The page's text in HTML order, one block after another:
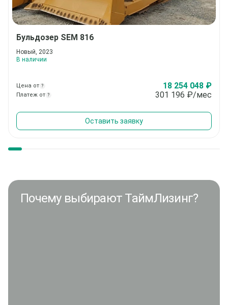
Бульдозер SEM 816
Новый, 2023
В наличии
Цена от ? 18 254 048 ₽
Платеж от ? 301 196 ₽/мес
Оставить заявку
Почему выбирают ТаймЛизинг?